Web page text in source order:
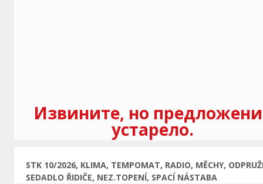
Извините, но
устарело.
STK 10/2026, KLIMA, TEMPOMAT, RADIO, MĚCHY,
SEDADLO ŘIDIČE, NEZ.TOPENÍ, SPACÍ NÁSTABA